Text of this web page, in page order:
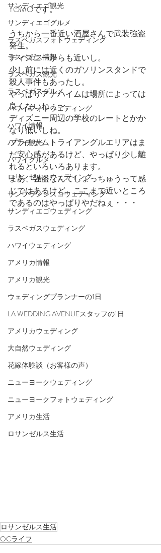
サンディエゴ観光
サンディエゴグルメ
ラスベガスフォトウェディング
ラスベガス情報
ラスベガス観光
ラスベガスグルメ
ハワイフォトウェディング
ハワイ情報
ハワイ観光
ハワイグルメ
ロサンゼルスウェディング
サンフランシスコウェディング
サンディエゴウェディング
ラスベガスウェディング
ハワイウェディング
アメリカ情報
アメリカ観光
ウェディングプランナーの1日
LA WEDDING AVENUEスタッフの1日
アメリカウェディング
大自然ウェディング
花嫁体験談（お客様の声）
ニューヨークウェディング
ニューヨークフォトウェディング
アメリカ生活
ロサンゼルス生活
TOMOです。
うちから一番近い酒屋さんで武装強盗
発生。
ディズニーからも近いし。
少し前には近くのガソリンスタンドで
殺人事件もあったし。
やっぱりアナハイムは場所によっては
良くないねぇ〜。
ディズニー周辺の学校のレートとかか
なり低いしね。
プラチナムトライアングルエリアはま
だ安心感があるけど、やっぱり少し離
れるといろいろあります。
まあ、強盗なんてしょっちゅうって感
じではあるけど、ここまで近いところ
であるのはやっぱりやだねぇ・・・
ロサンゼルス生活
OCライフ